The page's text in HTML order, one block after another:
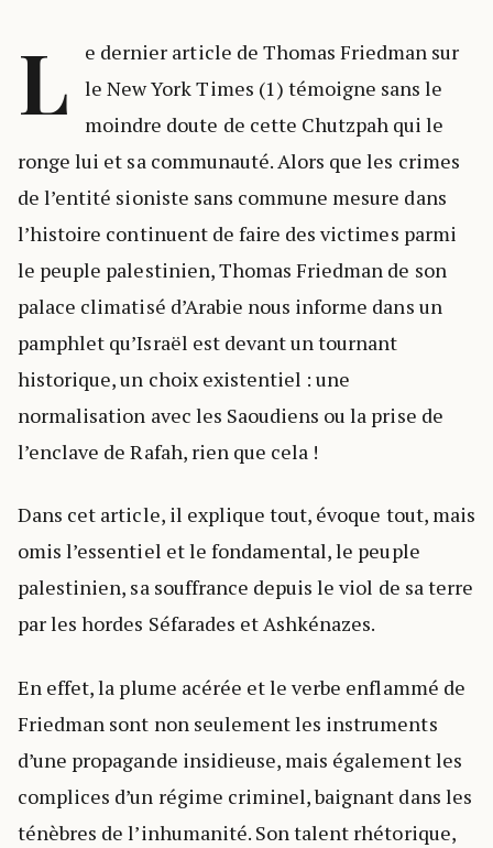
L
e dernier article de Thomas Friedman sur
le New York Times (1) témoigne sans le
moindre doute de cette Chutzpah qui le
ronge lui et sa communauté. Alors que les crimes
de l’entité sioniste sans commune mesure dans
l’histoire continuent de faire des victimes parmi
le peuple palestinien, Thomas Friedman de son
palace climatisé d’Arabie nous informe dans un
pamphlet qu’Israël est devant un tournant
historique, un choix existentiel : une
normalisation avec les Saoudiens ou la prise de
l’enclave de Rafah, rien que cela !
Dans cet article, il explique tout, évoque tout, mais
omis l’essentiel et le fondamental, le peuple
palestinien, sa souffrance depuis le viol de sa terre
par les hordes Séfarades et Ashkénazes.
En effet, la plume acérée et le verbe enflammé de
Friedman sont non seulement les instruments
d’une propagande insidieuse, mais également les
complices d’un régime criminel, baignant dans les
ténèbres de l’inhumanité. Son talent rhétorique,